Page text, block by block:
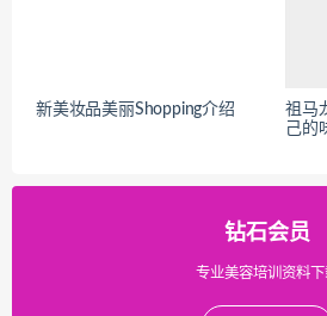
新美妆品美丽Shopping介绍
祖马
己的
钻石会员
专业美容培训资料下